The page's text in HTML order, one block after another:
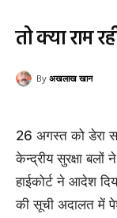
तो क्या राम
By अखलाख खान
26 अगस्त को डेरा
केन्द्रीय सुरक्षा बलों
हाईकोर्ट ने आदेश
की सूची अदालत में